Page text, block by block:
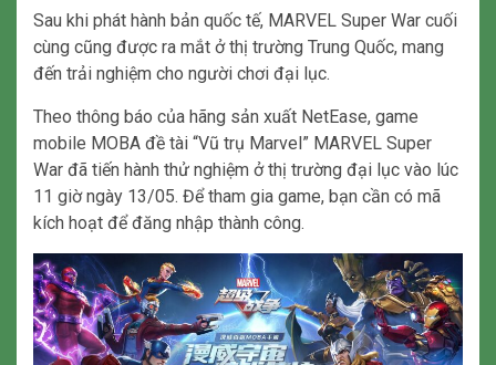
Sau khi phát hành bản quốc tế, MARVEL Super War cuối
cùng cũng được ra mắt ở thị trường Trung Quốc, mang
đến trải nghiệm cho người chơi đại lục.
Theo thông báo của hãng sản xuất NetEase, game
mobile MOBA đề tài “Vũ trụ Marvel” MARVEL Super
War đã tiến hành thử nghiệm ở thị trường đại lục vào lúc
11 giờ ngày 13/05. Để tham gia game, bạn cần có mã
kích hoạt để đăng nhập thành công.